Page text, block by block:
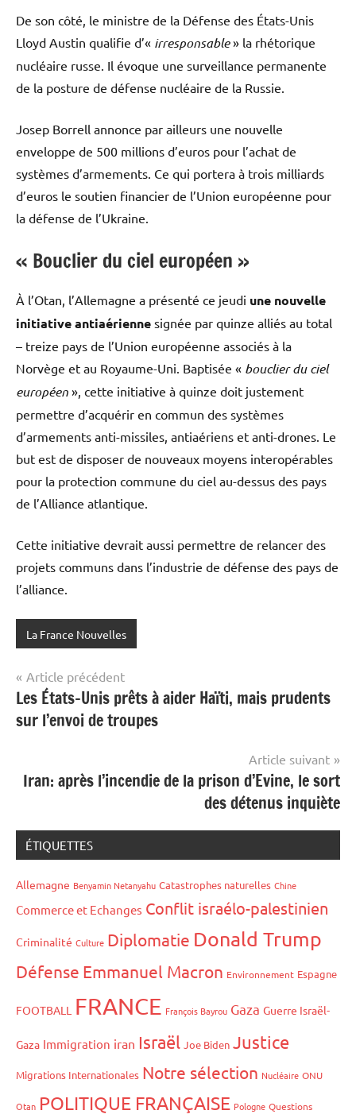
De son côté, le ministre de la Défense des États-Unis
Lloyd Austin qualifie d’« irresponsable» la rhétorique
nucléaire russe. Il évoque une surveillance permanente
de la posture de défense nucléaire de la Russie.
Josep Borrell annonce par ailleurs une nouvelle
enveloppe de 500 millions d’euros pour l’achat de
systèmes d’armements. Ce qui portera à trois milliards
d’euros le soutien financier de l’Union européenne pour
la défense de l’Ukraine.
« Bouclier du ciel européen »
À l’Otan, l’Allemagne a présenté ce jeudi une nouvelle
initiative antiaérienne signée par quinze alliés au total
– treize pays de l’Union européenne associés à la
Norvège et au Royaume-Uni. Baptisée « bouclier du ciel
européen », cette initiative à quinze doit justement
permettre d’acquérir en commun des systèmes
d’armements anti-missiles, antiaériens et anti-drones. Le
but est de disposer de nouveaux moyens interopérables
pour la protection commune du ciel au-dessus des pays
de l’Alliance atlantique.
Cette initiative devrait aussi permettre de relancer des
projets communs dans l’industrie de défense des pays de
l’alliance.
La France Nouvelles
Navigation
de
l’article
Article précédent
Les États-Unis prêts à aider Haïti, mais prudents
sur l’envoi de troupes
Article suivant
Iran: après l’incendie de la prison d’Evine, le sort
des détenus inquiète
ÉTIQUETTES
Allemagne Benyamin Netanyahu Catastrophes naturelles Chine
Commerce et Echanges Conflit israélo-palestinien
Criminalité Culture Diplomatie Donald Trump
Défense Emmanuel Macron Environnement Espagne
FOOTBALL FRANCE François Bayrou Gaza Guerre Israël-
Gaza Immigration iran Israël Joe Biden Justice
Migrations Internationales Notre sélection Nucléaire ONU
Otan POLITIQUE FRANÇAISE Pologne Questions